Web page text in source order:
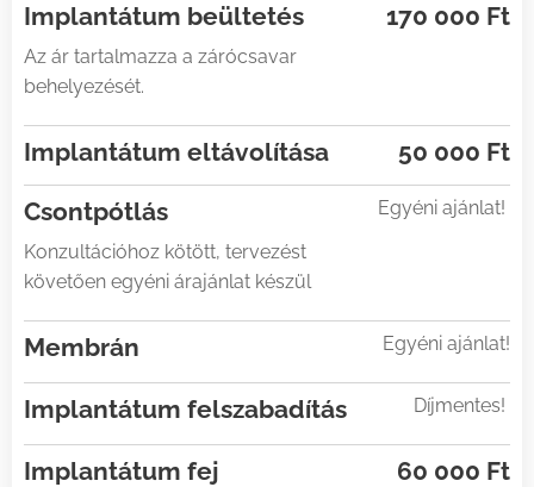
Implantátum beültetés
Az ár tartalmazza a zárócsavar
behelyezését.
170 000 Ft
Implantátum eltávolítása
50 000 Ft
Csontpótlás
Konzultációhoz kötött, tervezést
követően egyéni árajánlat készül
Egyéni ajánlat!
Membrán Egyéni ajánlat!
Implantátum felszabadítás Díjmentes!
Implantátum fej 60 000 Ft